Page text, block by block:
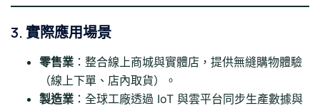
3. 實際應用場景
零售業 ：整合線上商城與實體店，提供無縫購物體驗
（線上下單、店內取貨）。
製造業 ：全球工廠透過 IoT 與雲平台同步生產數據與